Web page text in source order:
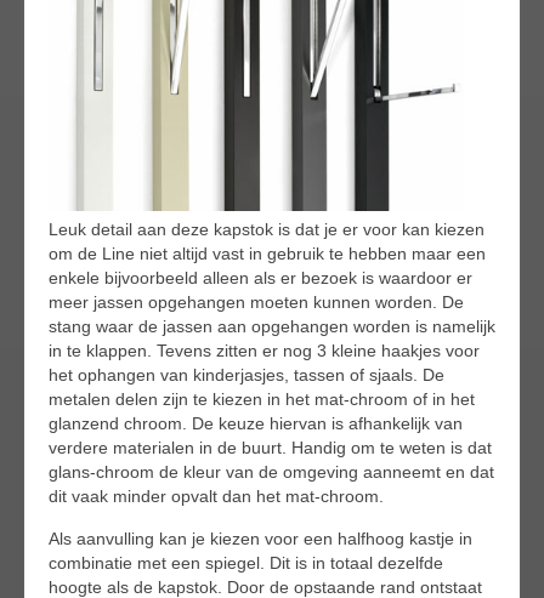
Leuk detail aan deze kapstok is dat je er voor kan kiezen
om de Line niet altijd vast in gebruik te hebben maar een
enkele bijvoorbeeld alleen als er bezoek is waardoor er
meer jassen opgehangen moeten kunnen worden. De
stang waar de jassen aan opgehangen worden is namelijk
in te klappen. Tevens zitten er nog 3 kleine haakjes voor
het ophangen van kinderjasjes, tassen of sjaals. De
metalen delen zijn te kiezen in het mat-chroom of in het
glanzend chroom. De keuze hiervan is afhankelijk van
verdere materialen in de buurt. Handig om te weten is dat
glans-chroom de kleur van de omgeving aanneemt en dat
dit vaak minder opvalt dan het mat-chroom.
Als aanvulling kan je kiezen voor een halfhoog kastje in
combinatie met een spiegel. Dit is in totaal dezelfde
hoogte als de kapstok. Door de opstaande rand ontstaat